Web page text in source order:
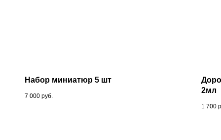
Набор миниатюр 5 шт
7 000 руб.
2мл
1 700